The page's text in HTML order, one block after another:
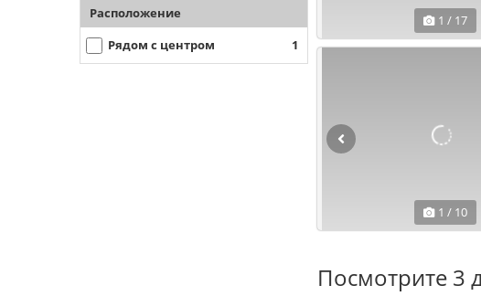
Расположение
Рядом с центром 1
1 / 17
1 / 10
Посмотрите 3